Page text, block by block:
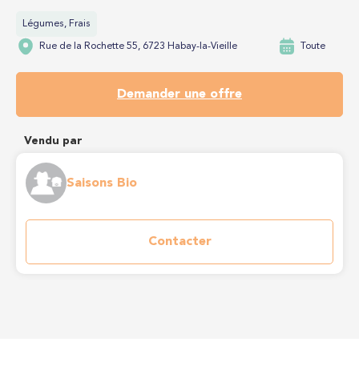
Légumes, Frais
Rue de la Rochette 55, 6723 Habay-la-Vieille Toute
Demander une offre
Vendu par
Saisons Bio
Contacter